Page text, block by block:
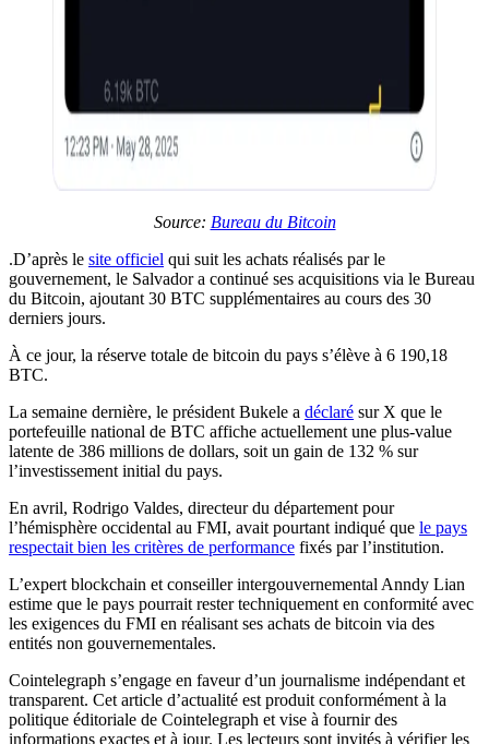
Source: Bureau du Bitcoin
.D’après le site officiel qui suit les achats réalisés par le
gouvernement, le Salvador a continué ses acquisitions via le Bureau
du Bitcoin, ajoutant 30 BTC supplémentaires au cours des 30
derniers jours.
À ce jour, la réserve totale de bitcoin du pays s’élève à 6 190,18
BTC.
La semaine dernière, le président Bukele a déclaré sur X que le
portefeuille national de BTC affiche actuellement une plus-value
latente de 386 millions de dollars, soit un gain de 132 % sur
l’investissement initial du pays.
En avril, Rodrigo Valdes, directeur du département pour
l’hémisphère occidental au FMI, avait pourtant indiqué que le pays
respectait bien les critères de performance fixés par l’institution.
L’expert blockchain et conseiller intergouvernemental Anndy Lian
estime que le pays pourrait rester techniquement en conformité avec
les exigences du FMI en réalisant ses achats de bitcoin via des
entités non gouvernementales.
Cointelegraph s’engage en faveur d’un journalisme indépendant et
transparent. Cet article d’actualité est produit conformément à la
politique éditoriale de Cointelegraph et vise à fournir des
informations exactes et à jour. Les lecteurs sont invités à vérifier les